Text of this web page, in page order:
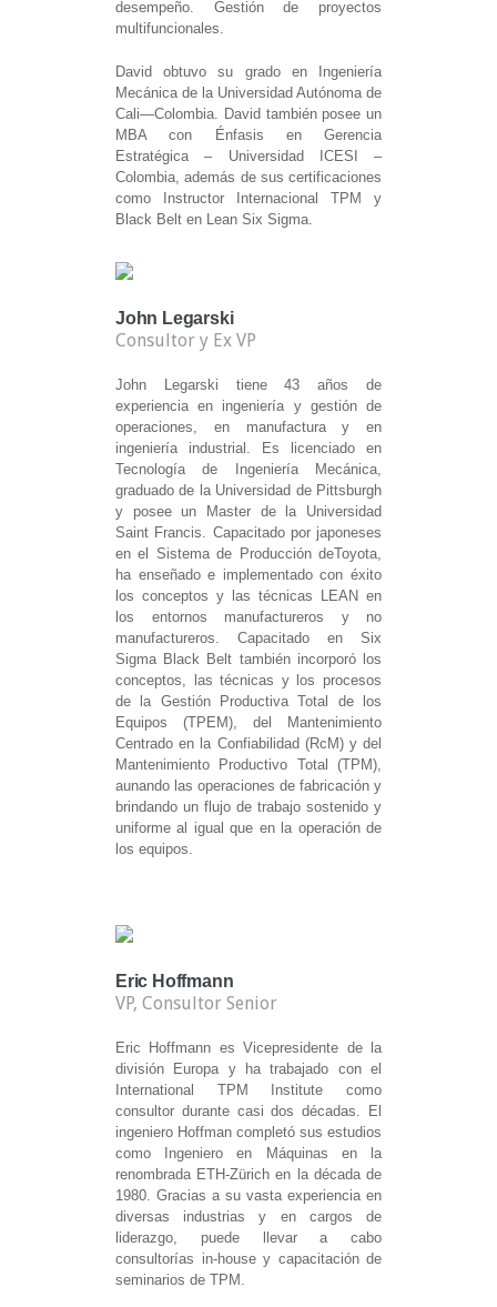
desempeño. Gestión de proyectos
multifuncionales.
David obtuvo su grado en Ingeniería
Mecánica de la Universidad Autónoma de
Cali—Colombia. David también posee un
MBA con Énfasis en Gerencia
Estratégica – Universidad ICESI –
Colombia, además de sus certificaciones
como Instructor Internacional TPM y
Black Belt en Lean Six Sigma.
John Legarski
Consultor y Ex VP
John Legarski tiene 43 años de
experiencia en ingeniería y gestión de
operaciones, en manufactura y en
ingeniería industrial. Es licenciado en
Tecnología de Ingeniería Mecánica,
graduado de la Universidad de Pittsburgh
y posee un Master de la Universidad
Saint Francis. Capacitado por japoneses
en el Sistema de Producción deToyota,
ha enseñado e implementado con éxito
los conceptos y las técnicas LEAN en
los entornos manufactureros y no
manufactureros. Capacitado en Six
Sigma Black Belt también incorporó los
conceptos, las técnicas y los procesos
de la Gestión Productiva Total de los
Equipos (TPEM), del Mantenimiento
Centrado en la Confiabilidad (RcM) y del
Mantenimiento Productivo Total (TPM),
aunando las operaciones de fabricación y
brindando un flujo de trabajo sostenido y
uniforme al igual que en la operación de
los equipos.
Eric Hoffmann
VP, Consultor Senior
Eric Hoffmann es Vicepresidente de la
división Europa y ha trabajado con el
International TPM Institute como
consultor durante casi dos décadas. El
ingeniero Hoffman completó sus estudios
como Ingeniero en Máquinas en la
renombrada ETH-Zürich en la década de
1980. Gracias a su vasta experiencia en
diversas industrias y en cargos de
liderazgo, puede llevar a cabo
consultorías in-house y capacitación de
seminarios de TPM.